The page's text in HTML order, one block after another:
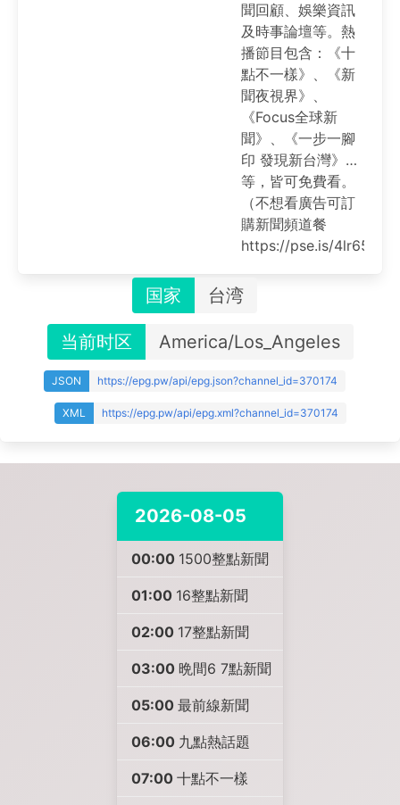
聞回顧、娛樂資訊
及時事論壇等。熱
播節目包含：《十
點不一樣》、《新
聞夜視界》、
《Focus全球新
聞》、《一步一腳
印 發現新台灣》…
等，皆可免費看。
（不想看廣告可訂
購新聞頻道餐
https://pse.is/4lr65l）
国家 台湾
当前时区 America/Los_Angeles
JSON https://epg.pw/api/epg.json?channel_id=370174
XML https://epg.pw/api/epg.xml?channel_id=370174
2026-08-05
00:00 1500整點新聞
01:00 16整點新聞
02:00 17整點新聞
03:00 晩間6 7點新聞
05:00 最前線新聞
06:00 九點熱話題
07:00 十點不一樣